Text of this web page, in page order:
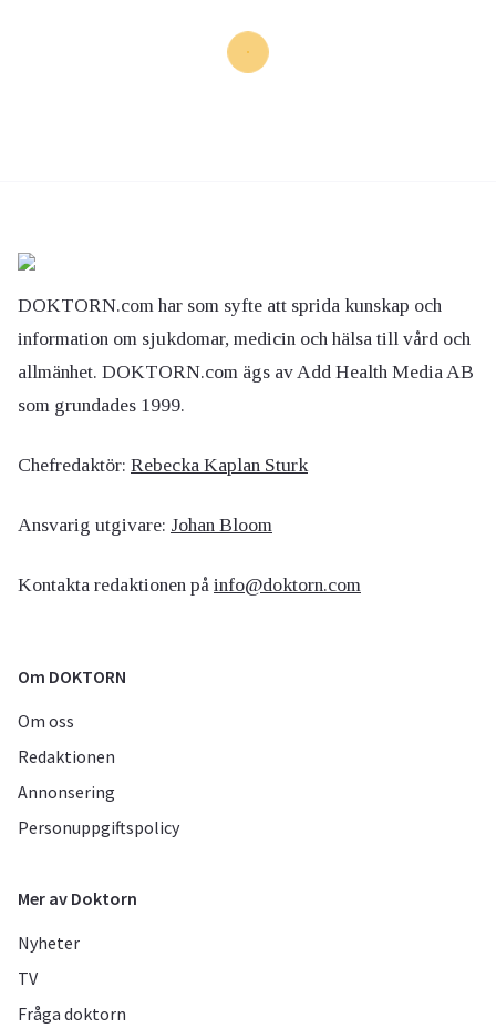
DOKTORN.com har som syfte att sprida kunskap och
information om sjukdomar, medicin och hälsa till vård och
allmänhet. DOKTORN.com ägs av Add Health Media AB
som grundades 1999.
Chefredaktör: Rebecka Kaplan Sturk
Ansvarig utgivare: Johan Bloom
Kontakta redaktionen på info@doktorn.com
Om DOKTORN
Om oss
Redaktionen
Annonsering
Personuppgiftspolicy
Mer av Doktorn
Nyheter
TV
Fråga doktorn